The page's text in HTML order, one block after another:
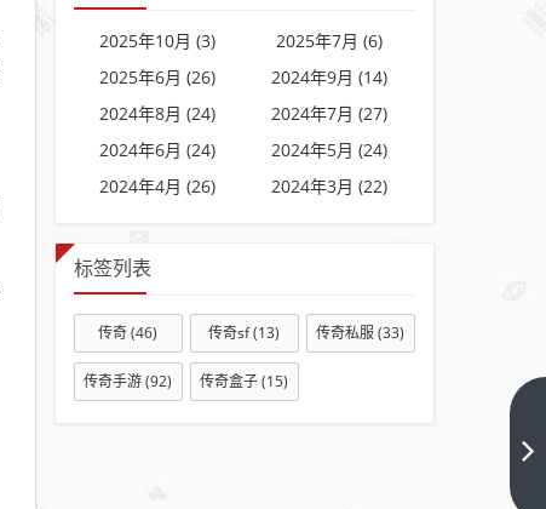
2025年10月 (3)
2025年7月 (6)
2025年6月 (26)
2024年9月 (14)
2024年8月 (24)
2024年7月 (27)
2024年6月 (24)
2024年5月 (24)
2024年4月 (26)
2024年3月 (22)
标签列表
传奇(46) 传奇sf(13) 传奇私服(33)
传奇手游(92) 传奇盒子(15)